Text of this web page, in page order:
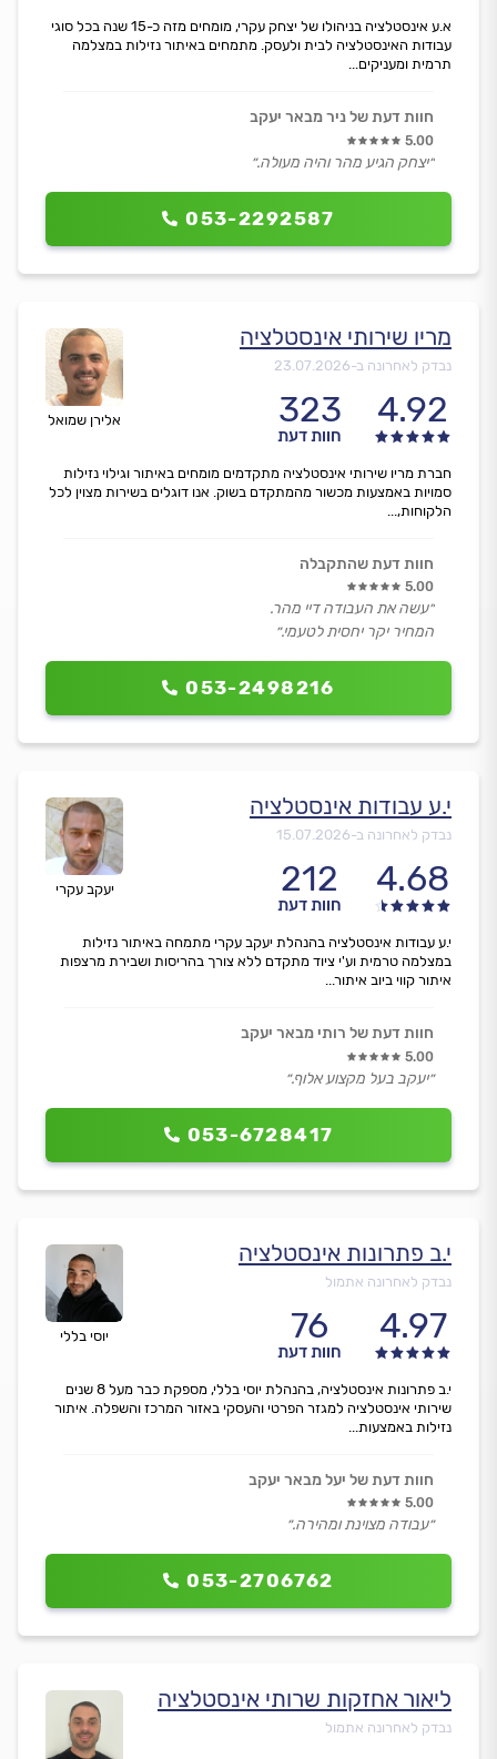
053-2292587
א.ע אינסטלציה בניהולו של יצחק עקרי, מומחים מזה כ-15 שנה בכל סוגי
עבודות האינסטלציה לבית ולעסק. מתמחים באיתור נזילות במצלמה
תרמית ומעניקים...
חוות דעת של ניר מבאר יעקב
5.00
״יצחק הגיע מהר והיה מעולה.״
אלירן שמואל
מריו שירותי אינסטלציה
נבדק לאחרונה ב-23.07.2026
4.92
323
חוות דעת
053-2498216
חברת מריו שירותי אינסטלציה מתקדמים מומחים באיתור וגילוי נזילות
סמויות באמצעות מכשור מהמתקדם בשוק. אנו דוגלים בשירות מצוין לכל
הלקוחות,...
חוות דעת שהתקבלה
5.00
״עשה את העבודה דיי מהר.
המחיר יקר יחסית לטעמי.״
יעקב עקרי
י.ע עבודות אינסטלציה
נבדק לאחרונה ב-15.07.2026
4.68
212
חוות דעת
053-6728417
י.ע עבודות אינסטלציה בהנהלת יעקב עקרי מתמחה באיתור נזילות
במצלמה טרמית וע'י ציוד מתקדם ללא צורך בהריסות ושבירת מרצפות
איתור קווי ביוב איתור...
חוות דעת של רותי מבאר יעקב
5.00
״יעקב בעל מקצוע אלוף.״
יוסי בללי
י.ב פתרונות אינסטלציה
נבדק לאחרונה אתמול
4.97
76
חוות דעת
053-2706762
י.ב פתרונות אינסטלציה, בהנהלת יוסי בללי, מספקת כבר מעל 8 שנים
שירותי אינסטלציה למגזר הפרטי והעסקי באזור המרכז והשפלה. איתור
נזילות באמצעות...
חוות דעת של יעל מבאר יעקב
5.00
״עבודה מצוינת ומהירה.״
ליאור אחזקות שרותי אינסטלציה
נבדק לאחרונה אתמול